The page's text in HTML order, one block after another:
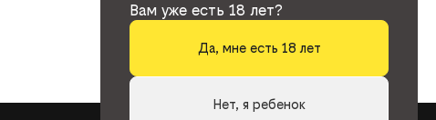
Вам уже есть 18 лет?
Да, мне есть 18 лет
Нет, я ребенок